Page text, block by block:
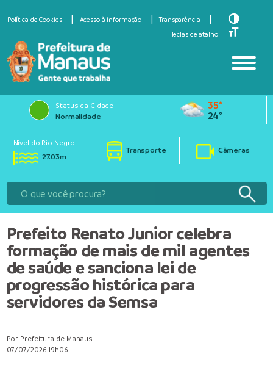
Política de Cookies Acesso à informação
Transparência
Teclas de atalho
Toggle
Toggle
Status da Cidade
Normalidade
35°
24°
Nível do Rio Negro
27.03m
Transporte Câmeras
Prefeito Renato Junior celebra
formação de mais de mil agentes
de saúde e sanciona lei de
progressão histórica para
servidores da Semsa
Por Prefeitura de Manaus
07/07/2026 19h06